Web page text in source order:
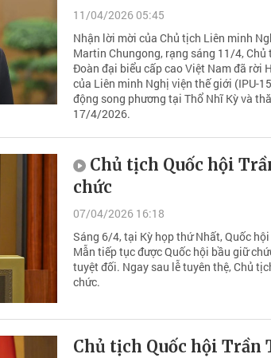
11/04/2026 05:45
Nhận lời mời của Chủ tịch Liên minh
Martin Chungong, rạng sáng 11/4,
Đoàn đại biểu cấp cao Việt Nam đã rời
của Liên minh Nghị viện thế giới (IPU-
động song phương tại Thổ Nhĩ Kỳ và
17/4/2026.
Chủ tịch Quốc hội
chức
07/04/2026 16:18
Sáng 6/4, tại Kỳ họp thứ Nhất, Quốc
Mẫn tiếp tục được Quốc hội bầu giữ
tuyệt đối. Ngay sau lễ tuyên thệ, Chủ
chức.
Chủ tịch Quốc hội